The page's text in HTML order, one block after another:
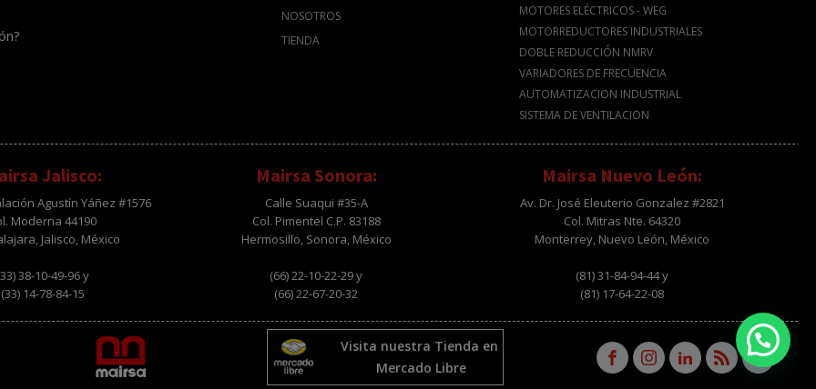
NOSOTROS
TIENDA
MOTORES ELÉCTRICOS - WEG
MOTORREDUCTORES INDUSTRIALES
DOBLE REDUCCIÓN NMRV
VARIADORES DE FRECUENCIA
AUTOMATIZACION INDUSTRIAL
SISTEMA DE VENTILACION
Jalisco:
Agustín Yáñez #1576
Moderna 44190
Jalisco, México
38-10-49-96 y
(33) 14-78-84-15
Mairsa Sonora:
Calle Suaqui #35-A
Col. Pimentel C.P. 83188
Hermosillo, Sonora, México
(66) 22-10-22-29 y
(66) 22-67-20-32
Mairsa Nuevo León:
Av. Dr. José Eleuterio Gonzalez #2821
Col. Mitras Nte. 64320
Monterrey, Nuevo León, México
(81) 31-84-94-44 y
(81) 17-64-22-08
Visita nuestra Tienda en
Mercado Libre